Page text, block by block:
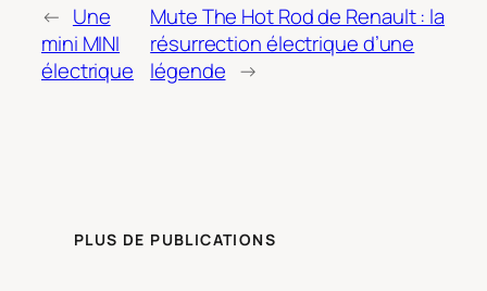
← Une
mini MINI
électrique
Mute The Hot Rod de Renault : la
résurrection électrique d’une
légende →
PLUS DE PUBLICATIONS